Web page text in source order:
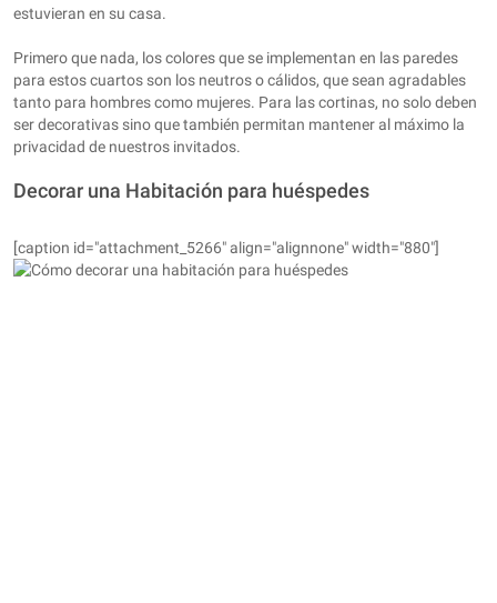
estuvieran en su casa.
Primero que nada, los colores que se implementan en las paredes
para estos cuartos son los neutros o cálidos, que sean agradables
tanto para hombres como mujeres. Para las cortinas, no solo deben
ser decorativas sino que también permitan mantener al máximo la
privacidad de nuestros invitados.
Decorar una Habitación para huéspedes
[caption id="attachment_5266" align="alignnone" width="880"]